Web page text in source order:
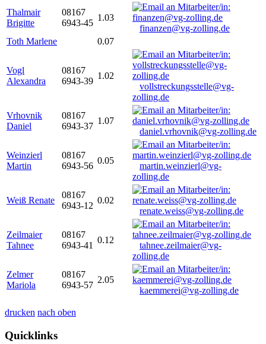
Thalmair
Brigitte
08167
6943-45
1.03
finanzen@vg-zolling.de
Toth Marlene
0.07
Vogl
Alexandra
08167
6943-39
1.02
vollstreckungsstelle@vg-
zolling.de
Vrhovnik
Daniel
08167
6943-37
1.07
daniel.vrhovnik@vg-zolling.de
Weinzierl
Martin
08167
6943-56
0.05
martin.weinzierl@vg-
zolling.de
Weiß Renate
08167
6943-12
0.02
renate.weiss@vg-zolling.de
Zeilmaier
Tahnee
08167
6943-41
0.12
tahnee.zeilmaier@vg-
zolling.de
Zelmer
Mariola
08167
6943-57
2.05
kaemmerei@vg-zolling.de
drucken nach oben
Quicklinks